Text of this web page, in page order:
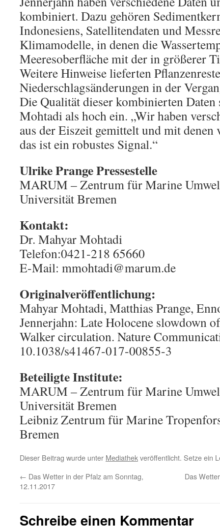
kombiniert. Dazu gehören
Indonesiens, Satellitendaten und
Klimamodelle, in denen die
Meeresoberfläche mit der in größerer
Weitere Hinweise lieferten
Niederschlagsänderungen in der
Die Qualität dieser kombinierten Daten
Mohtadi als hoch ein. „Wir haben
aus der Eiszeit gemittelt und mit denen
das ist ein robustes Signal.“
Ulrike Prange Pressestelle
MARUM – Zentrum für Marine
Universität Bremen
Kontakt:
Dr. Mahyar Mohtadi
Telefon:0421-218 65660
E-Mail: mmohtadi@marum.de
Originalveröffentlichung:
Mahyar Mohtadi, Matthias Prange,
Jennerjahn: Late Holocene slowdown
Walker circulation. Nature
10.1038/s41467-017-00855-3
Beteiligte Institute:
MARUM – Zentrum für Marine
Universität Bremen
Leibniz Zentrum für Marine
Bremen
Dieser Beitrag wurde unter Mediathekveröffentlicht. Setze ein
← Das Wetter in der Pfalz am Sonntag,
12.11.2017
Das
Schreibe einen Kommentar